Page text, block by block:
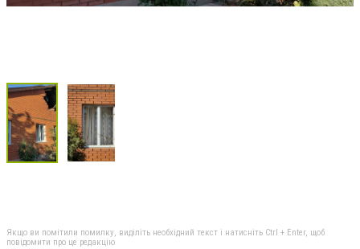
Якщо ви помітили помилку, виділіть необхідний текст і натисніть Ctrl + Enter, щоб
повідомити про це редакцію